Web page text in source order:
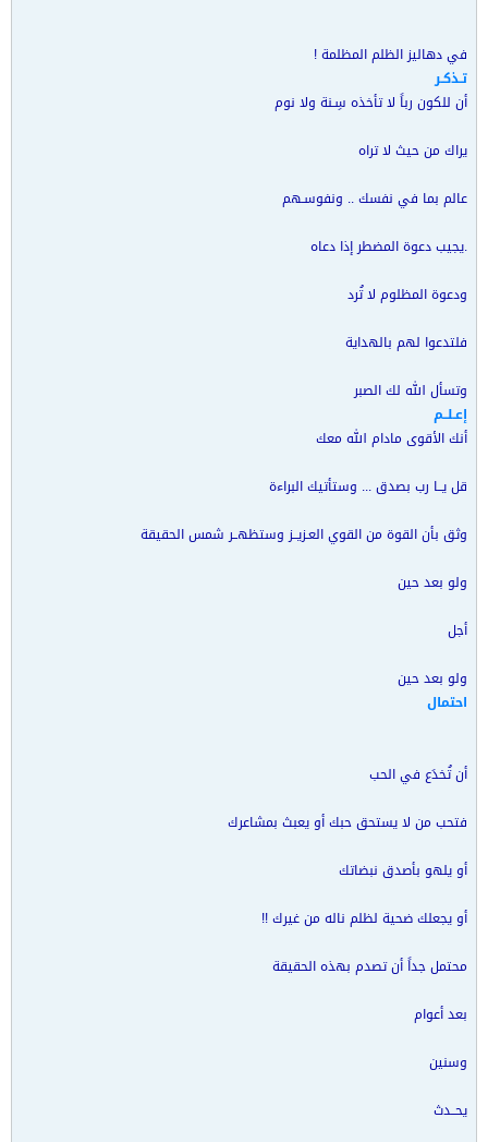
في دهاليز الظلم المظلمة !
تـذكـر
أن للكون رباً لا تأخذه سِـنة ولا نوم
يراك من حيث لا تراه
عالم بما في نفسك .. ونفوسـهم
.يجيب دعوة المضطر إذا دعاه
ودعوة المظلوم لا تُرد
فلتدعوا لهم بالهداية
وتسأل الله لك الصبر
إعـلــم
أنك الأقوى مادام الله معك
قل يــا رب بصدق ... وستأتيك البراءة
وثق بأن القوة من القوي العـزيــز وستظهــر شمس الحقيقة
ولو بعد حين
أجل
ولو بعد حين
احتمال
أن تُخدَع في الحب
فتحب من لا يستحق حبك أو يعبث بمشاعرك
أو يلهو بأصدق نبضاتك
أو يجعلك ضحية لظلم ناله من غيرك !!
محتمل جداً أن تصدم بهذه الحقيقة
بعد أعوام
وسنين
يحــدث